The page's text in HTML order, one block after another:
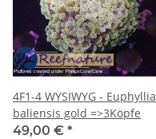
4F1-4 WYSIWYG - Euphyllia
baliensis gold =>3Köpfe
49,00 € *